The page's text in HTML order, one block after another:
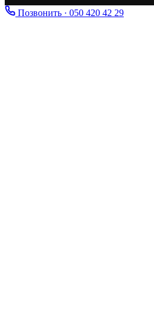
Позвонить · 050 420 42 29